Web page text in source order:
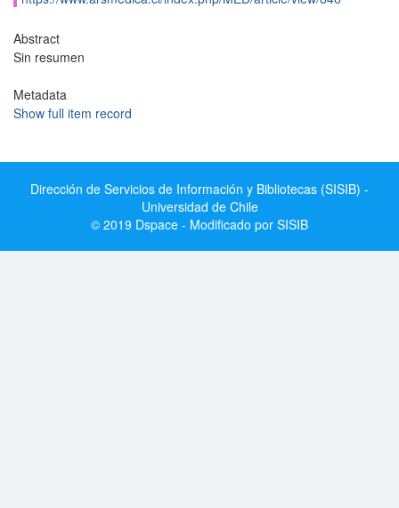
Abstract
Sin resumen
Metadata
Show full item record
Dirección de Servicios de Información y Bibliotecas (SISIB) -
Universidad de Chile
© 2019 Dspace - Modificado por SISIB